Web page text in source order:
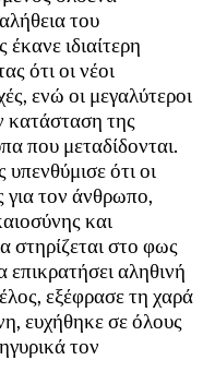
του
ιδιαίτερη
ότι οι νέοι
ενώ οι μεγαλύτεροι
κατάσταση της
που μεταδίδονται.
ότι οι
για τον άνθρωπο,
και
στηρίζεται στο φως
αληθινή
εξέφρασε τη χαρά
ευχήθηκε σε όλους
τον